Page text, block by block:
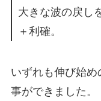
大きな波の戻し
＋利確。
いずれも伸び始
事ができました。